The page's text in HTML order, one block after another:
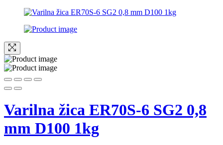
Varilna žica ER70S-6 SG2 0,8
mm D100 1kg